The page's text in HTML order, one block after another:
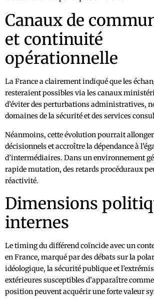
Canaux de
et continuité
opérationnelle
La France a clairement indiqué que les
resteraient possibles via les canaux
d’éviter des perturbations administratives,
domaines de la sécurité et des services
Néanmoins, cette évolution pourrait
décisionnels et accroître la dépendance à
d’intermédiaires. Dans un environnement
rapide mutation, des retards procéduraux
réactivité.
Dimensions
internes
Le timing du différend coïncide avec un
en France, marqué par des débats sur la
idéologique, la sécurité publique et
extérieures susceptibles d’apparaître
position peuvent acquérir une forte valeur